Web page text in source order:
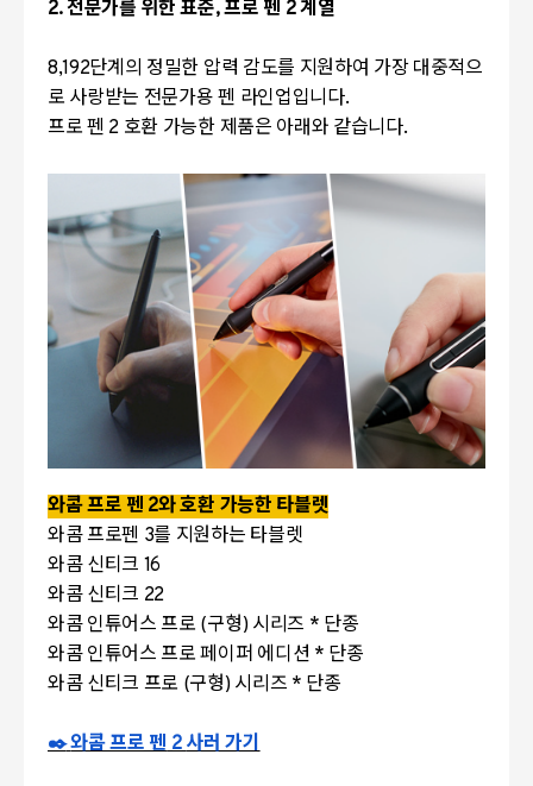
2. 전문가를 위한 표준, 프로 펜 2 계열
8,192단계의 정밀한 압력 감도를 지원하여 가장 대중적으
로 사랑받는 전문가용 펜 라인업입니다.
프로 펜 2 호환 가능한 제품은 아래와 같습니다.
와콤 프로 펜 2와 호환 가능한 타블렛
와콤 프로펜 3를 지원하는 타블렛
와콤 신티크 16
와콤 신티크 22
와콤 인튜어스 프로 (구형) 시리즈 * 단종
와콤 인튜어스 프로 페이퍼 에디션 * 단종
와콤 신티크 프로 (구형) 시리즈 * 단종
✒️와콤 프로 펜2사러 가기